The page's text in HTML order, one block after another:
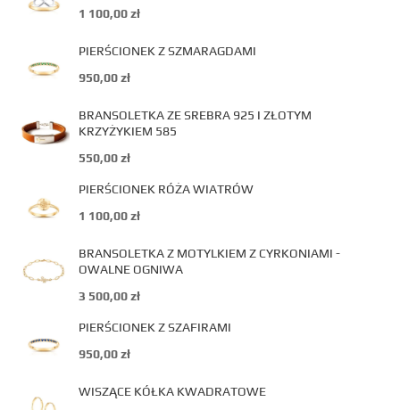
1 100,00zł
PIERŚCIONEK Z SZMARAGDAMI
950,00zł
BRANSOLETKA ZE SREBRA 925 I ZŁOTYM
KRZYŻYKIEM 585
550,00zł
PIERŚCIONEK RÓŻA WIATRÓW
1 100,00zł
BRANSOLETKA Z MOTYLKIEM Z CYRKONIAMI -
OWALNE OGNIWA
3 500,00zł
PIERŚCIONEK Z SZAFIRAMI
950,00zł
WISZĄCE KÓŁKA KWADRATOWE